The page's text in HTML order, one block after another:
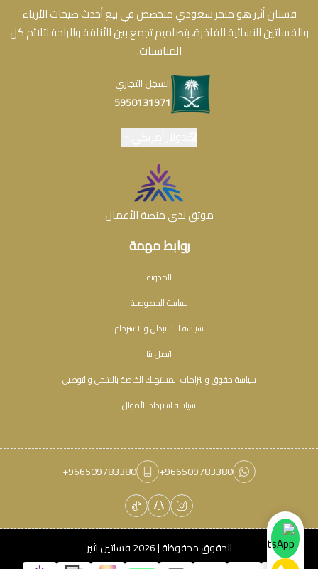
روابط مهمة
المدونة
سياسة الخصوصية
سياسة الاستبدال والاسترجاع
اتصل بنا
سياسة حقوق والتزامات المستهلك الخاصة بالشحن والتوصيل
سياسة استرداد الأموال
فستان أثير هو متجر سعودي متخصص في بيع أحدث صيحات الأزياء
والفساتين النسائية الفاخرة، بتصاميم تجمع بين الأناقة والراحة لتلائم كل
المناسبات.
السجل التجاري
5950131971
موثق لدى منصة الأعمال
+966509783380
+966509783380
الحقوق محفوظة | 2026 فساتين اثير